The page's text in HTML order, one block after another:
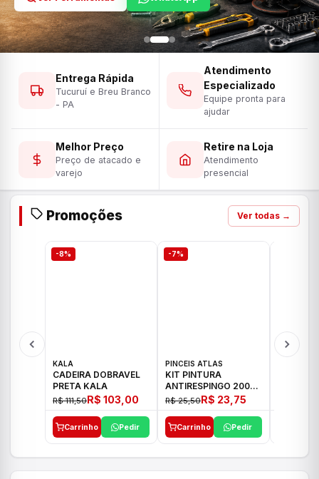
Entrega Rápida
Tucuruí e Breu Branco
- PA
Atendimento
Especializado
Equipe pronta para
ajudar
Melhor Preço
Preço de atacado e
varejo
Retire na Loja
Atendimento
presencial
Promoções Ver todas →
-8%
KALA
CADEIRA DOBRAVEL
PRETA KALA
R$ 111,50R$ 103,00
Carrinho Pedir
-7%
PINCEIS ATLAS
KIT PINTURA
ANTIRESPINGO 2003
ATLAS 03 PCS
R$ 25,50R$ 23,75
Carrinho Pedir